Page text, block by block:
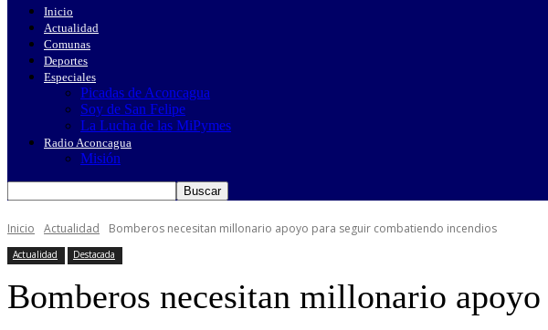
Inicio
Actualidad
Comunas
Deportes
Especiales
Picadas de Aconcagua
Soy de San Felipe
La Lucha de las MiPymes
Radio Aconcagua
Misión
Inicio Actualidad Bomberos necesitan millonario apoyo para seguir combatiendo incendios
Actualidad Destacada
Bomberos necesitan millonario